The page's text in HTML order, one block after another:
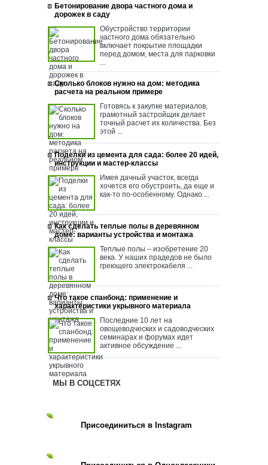
Бетонирование двора частного дома и
дорожек в саду
Обустройство территории
частного дома обязательно
включает покрытие площадки
перед домом, места для парковки
...
Сколько блоков нужно на дом: методика
расчета на реальном примере
Готовясь к закупке материалов,
грамотный застройщик делает
точный расчет их количества. Без
этой ...
Поделки из цемента для сада: более 20 идей,
инструкции и мастер-классы
Имея дачный участок, всегда
хочется его обустроить, да еще и
как-то по-особенному. Однако ...
Как сделать теплые полы в деревянном
доме: варианты устройства и монтажа
Теплые полы – изобретение 20
века. У наших прадедов не было
греющего электрокабеля ...
Что такое спанбонд: применение и
характеристики укрывного материала
Последние 10 лет на
овощеводческих и садоводческих
семинарах и форумах идет
активное обсуждение ...
МЫ В СОЦСЕТЯХ
Присоединиться в Instagram